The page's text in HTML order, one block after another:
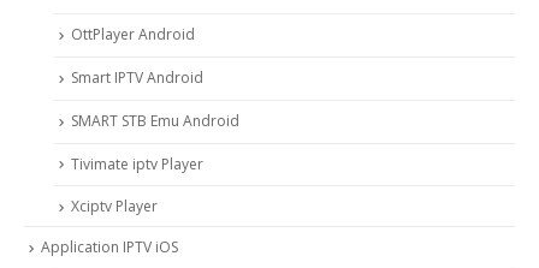
OttPlayer Android
Smart IPTV Android
SMART STB Emu Android
Tivimate iptv Player
Xciptv Player
Application IPTV iOS